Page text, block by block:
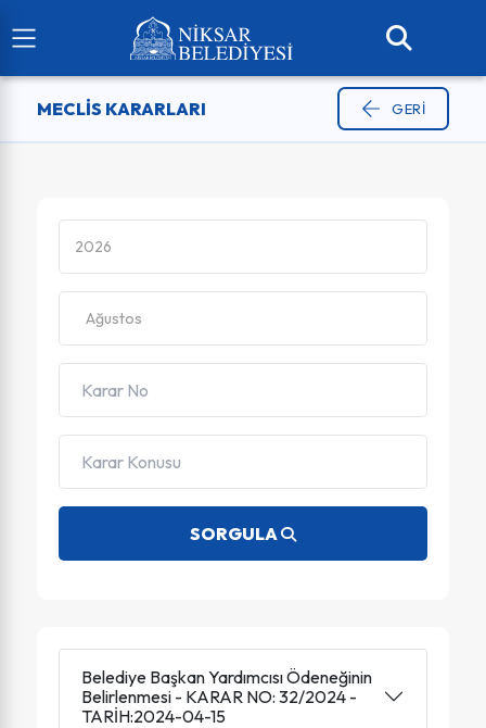
MECLIS KARARLARI GERI
SORGULA
Belediye Başkan Yardımcısı Ödeneğinin
Belirlenmesi - KARAR NO: 32/2024 -
TARİH:2024-04-15